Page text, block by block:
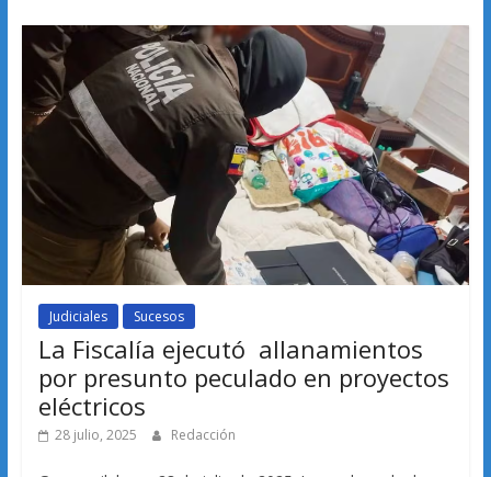
Judiciales Sucesos
La Fiscalía ejecutó allanamientos
por presunto peculado en proyectos
eléctricos
28 julio, 2025 Redacción